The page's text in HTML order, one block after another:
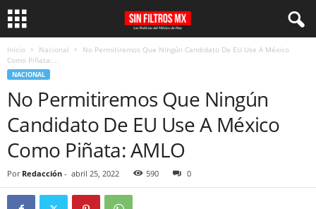
Inicio Nacional
No Permitiremos Que Ningún Candidato De EU Use A México
Como Piñata:...
NACIONAL
No Permitiremos Que Ningún
Candidato De EU Use A México
Como Piñata: AMLO
Por Redacción - abril 25, 2022 590 0